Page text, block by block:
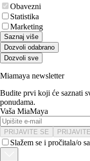
Obavezni
Statistika
Marketing
Saznaj više
Dozvoli odabrano
Dozvoli sve
Miamaya newsletter
Budite prvi koji će saznati
ponudama.
Vaša MiaMaya
PRIJAVITE SE
Slažem se i pročitala/o